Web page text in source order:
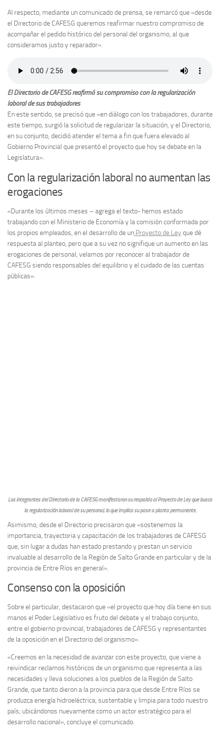
Al respecto, mediante un comunicado de prensa, se remarcó que «desde
el Directorio de CAFESG queremos reafirmar nuestro compromiso de
acompañar el pedido histórico del personal del organismo, al que
consideramos justo y reparador».
El Directorio de CAFESG reafirmó su compromiso con la regularización
laboral de sus trabajadores
En este sentido, se precisó que «en diálogo con los trabajadores, durante
este tiempo, surgió la solicitud de regularizar la situación, y el Directorio,
en su conjunto, decidió atender el tema a fin que fuera elevado al
Gobierno Provincial que presentó el proyecto que hoy se debate en la
Legislatura».
Con la regularización laboral no aumentan las
erogaciones
«Durante los últimos meses – agrega el texto- hemos estado
trabajando con el Ministerio de Economía y la comisión conformada por
los propios empleados, en el desarrollo de un Proyecto de Ley que dé
respuesta al planteo, pero que a su vez no signifique un aumento en las
erogaciones de personal; velamos por reconocer al trabajador de
CAFESG siendo responsables del equilibrio y el cuidado de las cuentas
públicas».
Los integrantes del Directorio de la CAFESG manifestaron su respaldo al Proyecto de Ley que busca
la regularización laboral de su personal, lo que implica su pase a planta permanente.
Asimismo, desde el Directorio precisaron que «sostenemos la
importancia, trayectoria y capacitación de los trabajadores de CAFESG
que, sin lugar a dudas han estado prestando y prestan un servicio
invaluable al desarrollo de la Región de Salto Grande en particular y de la
provincia de Entre Ríos en general».
Consenso con la oposición
Sobre el particular, destacaron que «el proyecto que hoy día tiene en sus
manos el Poder Legislativo es fruto del debate y el trabajo conjunto,
entre el gobierno provincial, trabajadores de CAFESG y representantes
de la oposición en el Directorio del organismo».
«Creemos en la necesidad de avanzar con este proyecto, que viene a
reivindicar reclamos históricos de un organismo que representa a las
necesidades y lleva soluciones a los pueblos de la Región de Salto
Grande, que tanto dieron a la provincia para que desde Entre Ríos se
produzca energía hidroeléctrica, sustentable y limpia para todo nuestro
país; ubicándonos nuevamente como un actor estratégico para el
desarrollo nacional», concluye el comunicado.